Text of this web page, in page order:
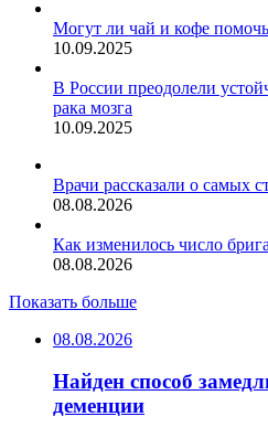
Могут ли чай и кофе
10.09.2025
В России преодолели
рака мозга
10.09.2025
Врачи рассказали о самых
08.08.2026
Как изменилось число
08.08.2026
Показать больше
08.08.2026
Найден способ
деменции